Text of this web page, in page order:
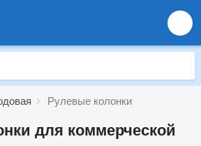
Рулевые колонки
для коммерческой